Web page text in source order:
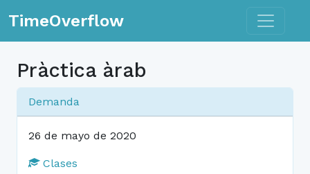
TimeOverflow Toggle
Pràctica àrab
Demanda
26 de mayo de 2020
Clases